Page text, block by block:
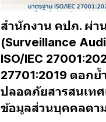
สำนักงาน คปภ. ผ่า
(Surveillance
ISO/IEC
27701:2019 ตอกย้
ปลอดภัยสารสนเท
ข้อมูลส่วนบุคคลตา